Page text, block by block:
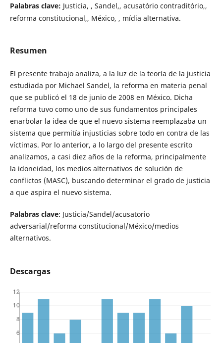
Palabras clave: Justicia, , Sandel,, acusatório contraditório,,
reforma constitucional,, México, , mídia alternativa.
Resumen
El presente trabajo analiza, a la luz de la teoría de la justicia
estudiada por Michael Sandel, la reforma en materia penal
que se publicó el 18 de junio de 2008 en México. Dicha
reforma tuvo como uno de sus fundamentos principales
enarbolar la idea de que el nuevo sistema reemplazaba un
sistema que permitía injusticias sobre todo en contra de las
víctimas. Por lo anterior, a lo largo del presente escrito
analizamos, a casi diez años de la reforma, principalmente
la idoneidad, los medios alternativos de solución de
conflictos (MASC), buscando determinar el grado de justicia
a que aspira el nuevo sistema.
Palabras clave: Justicia/Sandel/acusatorio
adversarial/reforma constitucional/México/medios
alternativos.
Descargas